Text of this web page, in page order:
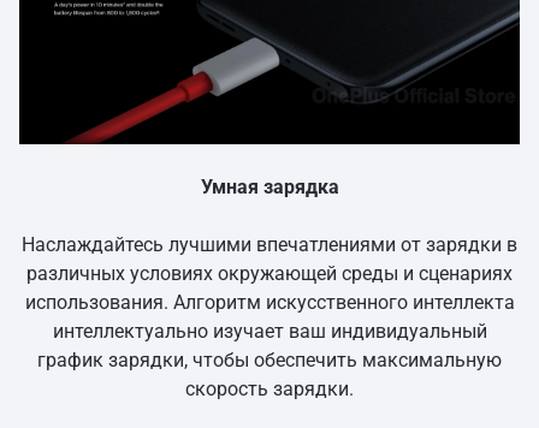
Умная зарядка
Наслаждайтесь лучшими впечатлениями от зарядки в
различных условиях окружающей среды и сценариях
использования. Алгоритм искусственного интеллекта
интеллектуально изучает ваш индивидуальный
график зарядки, чтобы обеспечить максимальную
скорость зарядки.